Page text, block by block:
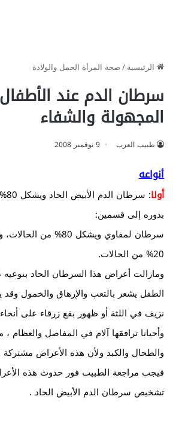
الرئيسية/صحة المرأة الحمل والولادة
سرطان الدم عند
المجهولة والشفاء
طبيب العرب 9 نوفمبر 2008
أنواعه
أولا
:
بدوره إلى قسمين:
سرطان لمفاوي ويشكل
20% من الحالات.
ومازالت أعراض هذا السرطان الحاد
الطفل يشعر بالتعب والإرهاق والخمول
نزيف في اللثة أو ظهور بقع زرقاء على
وأحيانا ترافقها آلام في المفاصل والعظام ،
والطحال والكبد ولأن هذه الأعراض مشتركة
فيجب مراجعة الطبيب فور حدوث هذه
تشخيص سرطان الدم الأبيض الحاد .